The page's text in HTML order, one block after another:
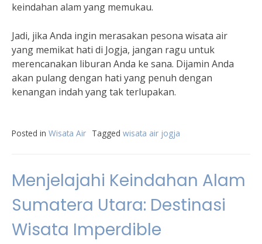
keindahan alam yang memukau.
Jadi, jika Anda ingin merasakan pesona wisata air
yang memikat hati di Jogja, jangan ragu untuk
merencanakan liburan Anda ke sana. Dijamin Anda
akan pulang dengan hati yang penuh dengan
kenangan indah yang tak terlupakan.
Posted in Wisata Air Tagged wisata air jogja
Menjelajahi Keindahan Alam
Sumatera Utara: Destinasi
Wisata Imperdible